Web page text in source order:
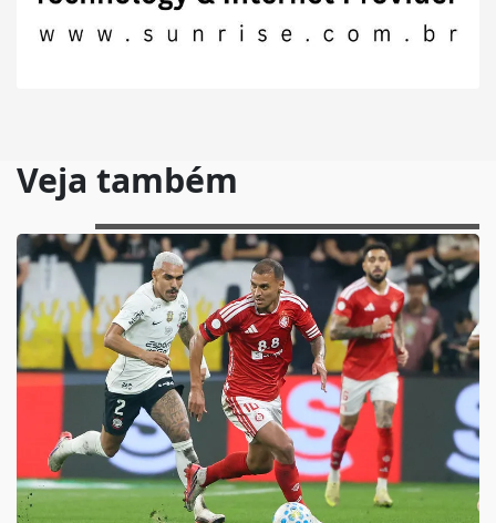
Veja também